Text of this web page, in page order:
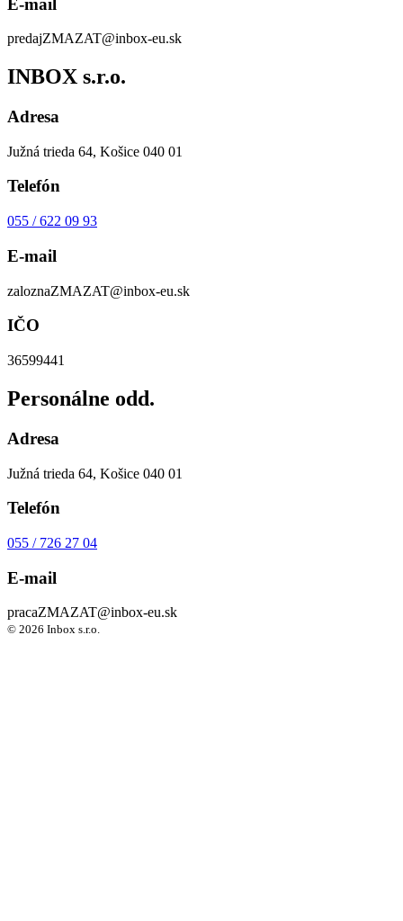
predajZMAZAT@inbox-eu.sk
INBOX s.r.o.
Adresa
Južná trieda 64, Košice 040 01
Telefón
055 / 622 09 93
E-mail
zaloznaZMAZAT@inbox-eu.sk
IČO
36599441
Personálne odd.
Adresa
Južná trieda 64, Košice 040 01
Telefón
055 / 726 27 04
E-mail
pracaZMAZAT@inbox-eu.sk
© 2026 Inbox s.r.o.